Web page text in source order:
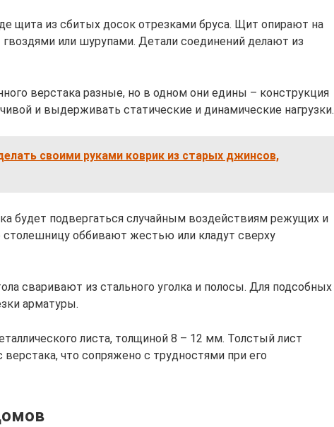
щита из сбитых досок отрезками бруса. Щит опирают на
или шурупами. Детали соединений делают из
верстака разные, но в одном они едины – конструкция
и выдерживать статические и динамические нагрузки.
своими руками коврик из старых джинсов,
будет подвергаться случайным воздействиям режущих и
оббивают жестью или кладут сверху
сваривают из стального уголка и полосы. Для подсобных
арматуры.
листа, толщиной 8 – 12 мм. Толстый лист
верстака, что сопряжено с трудностями при его